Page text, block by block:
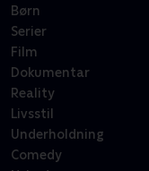
Børn
Serier
Film
Dokumentar
Reality
Livsstil
Underholdning
Comedy